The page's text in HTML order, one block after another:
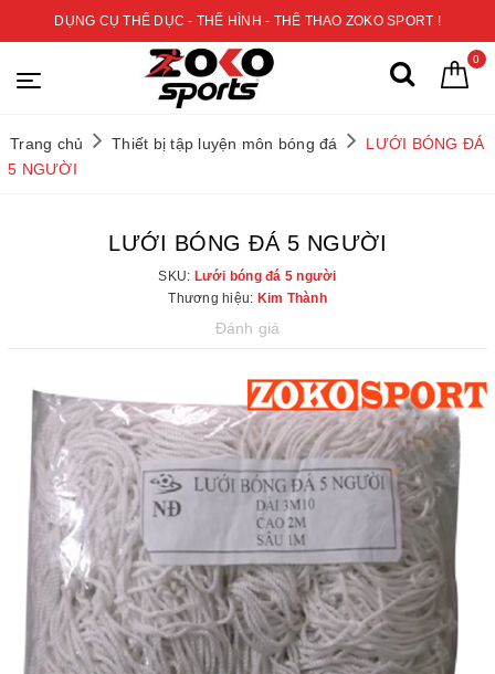
DỤNG CỤ THỂ DỤC - THỂ HÌNH - THỂ THAO ZOKO SPORT !
0
Trang chủ Thiết bị tập luyện môn bóng đá
LƯỚI BÓNG ĐÁ
5 NGƯỜI
LƯỚI BÓNG ĐÁ 5 NGƯỜI
SKU: Lưới bóng đá 5 người
Thương hiệu: Kim Thành
Đánh giá